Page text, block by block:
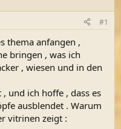
#1
thema anfangen ,
bringen , was ich
, wiesen und in den
und ich hoffe , dass es
ausblendet . Warum
vitrinen zeigt :